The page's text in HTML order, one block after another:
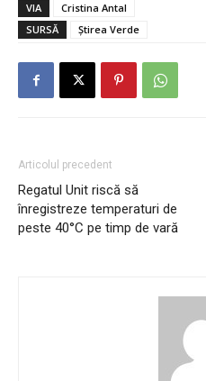
VIA
Cristina Antal
SURSĂ
Știrea Verde
Articolul precedent
Regatul Unit riscă să
înregistreze temperaturi de
peste 40°C pe timp de vară